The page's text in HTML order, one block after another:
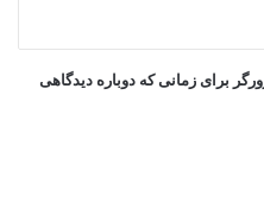
برای زمانی که دوباره دیدگاهی